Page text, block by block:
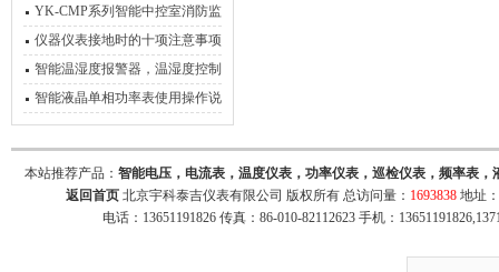
宇科泰吉电子有限公司
YK-CMP系列智能中控室消防监
控箱
仪器仪表接地时的十项注意事项
智能温湿度报警器，温湿度控制
器
智能液晶单相功率表使用操作说
明
本站推荐产品： 智能电压，电流表，温度仪表，功率仪表，巡检仪表，频率表
返回首页 北京宇科泰吉仪表有限公司 版权所有 总访问量： 1693838 地址
电话：13651191826 传真：86-010-82112623 手机：